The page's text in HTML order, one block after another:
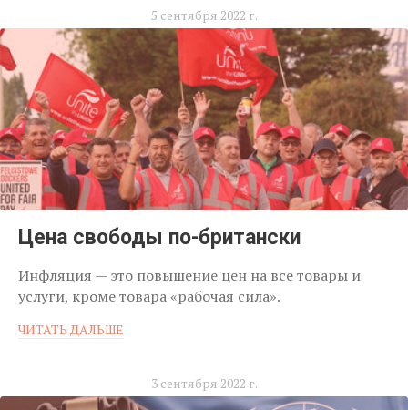
5 сентября 2022 г.
Цена свободы по-британски
Инфляция — это повышение цен на все товары и
услуги, кроме товара «рабочая сила».
ЧИТАТЬ ДАЛЬШЕ
3 сентября 2022 г.